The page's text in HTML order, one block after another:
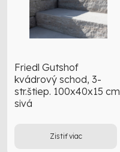
Friedl Gutshof
kvádrový schod, 3-
str.štiep. 100x40x15 cm
sivá
Zistiť viac